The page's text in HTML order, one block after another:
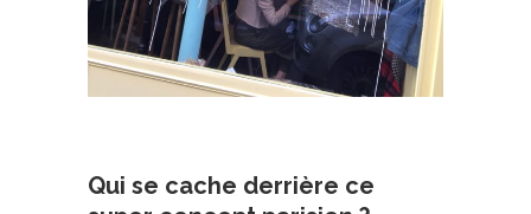
Qui se cache derrière ce